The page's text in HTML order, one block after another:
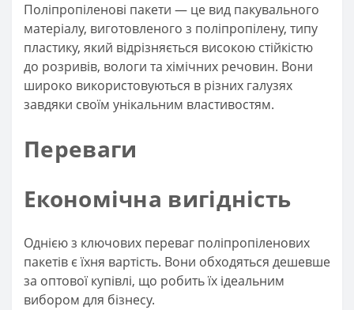
Поліпропіленові пакети — це вид пакувального
матеріалу, виготовленого з поліпропілену, типу
пластику, який відрізняється високою стійкістю
до розривів, вологи та хімічних речовин. Вони
широко використовуються в різних галузях
завдяки своїм унікальним властивостям.
Переваги
Економічна вигідність
Однією з ключових переваг поліпропіленових
пакетів є їхня вартість. Вони обходяться дешевше
за оптової купівлі, що робить їх ідеальним
вибором для бізнесу.